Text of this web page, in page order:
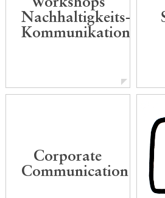
Nachhaltigkeits-
Kommunikation
Corporate
Communication